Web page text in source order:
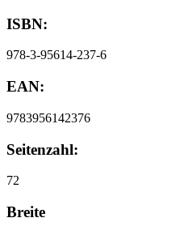
ISBN:
978-3-95614-237-6
EAN:
9783956142376
Seitenzahl:
72
Breite